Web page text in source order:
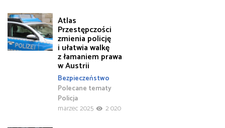
Atlas
Przestępczości
zmienia policję
i ułatwia walkę
z łamaniem prawa
w Austrii
Bezpieczeństwo
Polecane tematy
Policja
marzec 2025
2 020